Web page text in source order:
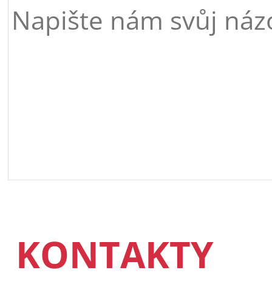
KONTAKTY